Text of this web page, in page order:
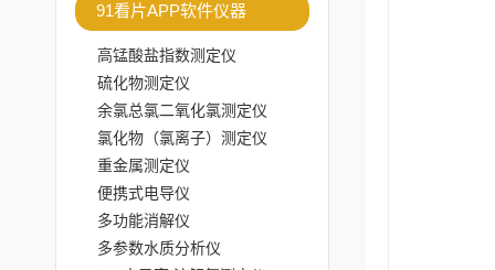
91看片APP软件仪器
高锰酸盐指数测定仪
硫化物测定仪
余氯总氯二氧化氯测定仪
氯化物（氯离子）测定仪
重金属测定仪
便携式电导仪
多功能消解仪
多参数水质分析仪